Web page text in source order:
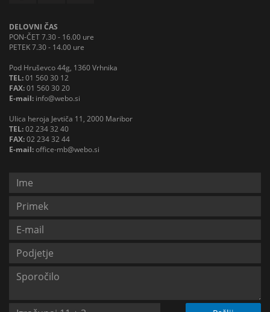
DELOVNI ČAS
PON-ČET 7.30 - 16.00 ure
PETEK 7.30 - 14.00 ure
Pod Hruševco 44g, 1360 Vrhnika
TEL:01 560 30 12
FAX:01 560 30 20
E-mail: info@webo.si
Ulica heroja Jevtiča 11, 2000 Maribor
TEL:02 234 32 40
FAX:02 234 32 44
E-mail:office-mb@webo.si